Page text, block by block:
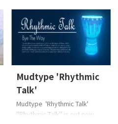
hazelmusicArrange:
KUSUKAWA Shouhei EAN:
4573529370429 About the
Music 這是90年代R&B Taste的
作品。歌詞上寫著:“即使遇到某
人,如果您認為自己是這個人,即
使您要前進,也畢竟不能擺脫過
去,如果您再次感到相同,您會停
下來迷路。最後,一個人很 ...
Mudtype 'Rhythmic
Talk'
Mudtype 'Rhythmic Talk'
"Rhythmic Talk" is out now.